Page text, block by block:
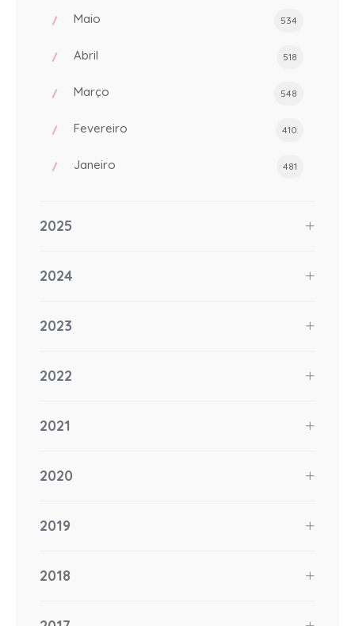
Maio 534
Abril 518
Março 548
Fevereiro 410
Janeiro 481
2025
2024
2023
2022
2021
2020
2019
2018